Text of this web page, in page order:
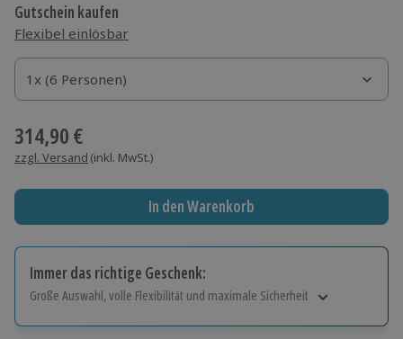
Gutschein kaufen
Flexibel einlösbar
1x (6 Personen)
1x (6 Personen)
1x (6 Personen)
314,90 €
zzgl. Versand (inkl. MwSt.)
In den Warenkorb
Immer das richtige Geschenk:
Große Auswahl, volle Flexibilität und maximale Sicherheit